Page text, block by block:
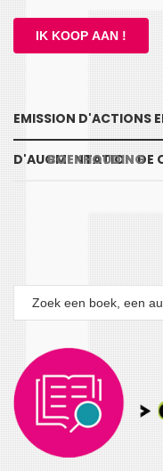
EMISSION D'ACTIONS
D'AUGMENTATION DE
BOEKHOUDING